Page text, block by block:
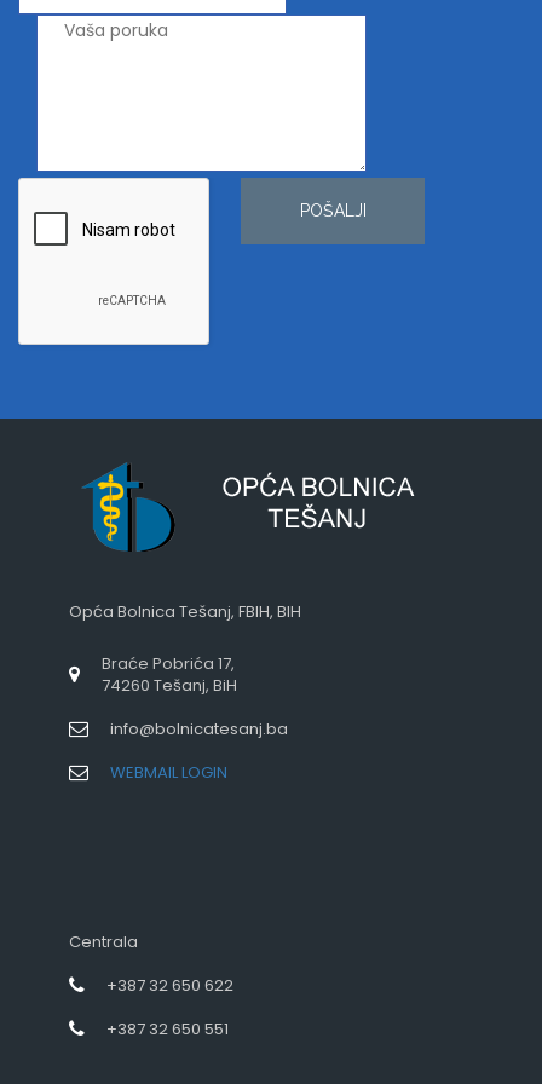
POŠALJI
Opća Bolnica Tešanj, FBIH, BIH
Braće Pobrića 17,
74260 Tešanj, BiH
info@bolnicatesanj.ba
WEBMAIL LOGIN
Centrala
+387 32 650 622
+387 32 650 551